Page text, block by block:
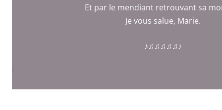
Et par le mendiant retrouvant sa
Je vous salue, Marie.
♪♫♫♫♫♫♪
(